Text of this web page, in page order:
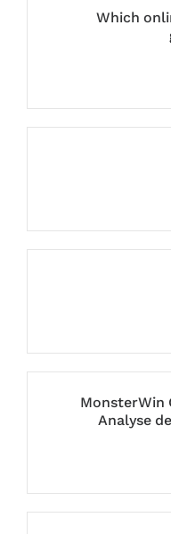
Which
MonsterWin
Analyse